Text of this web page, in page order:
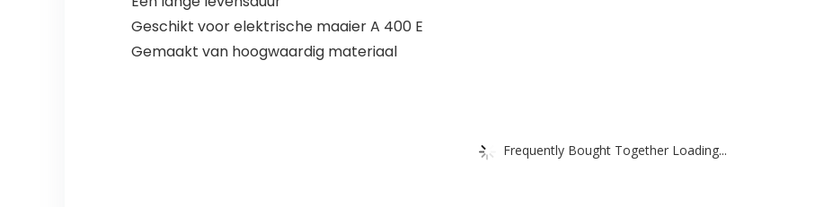
Geschikt voor elektrische maaier A 400 E
Gemaakt van hoogwaardig materiaal
Frequently Bought Together Loading...